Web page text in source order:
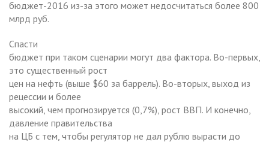
бюджет-2016 из-за этого может недосчитаться более 800
млрд руб.
Спасти
бюджет при таком сценарии могут два фактора. Во-первых,
это существенный рост
цен на нефть (выше $60 за баррель). Во-вторых, выход из
рецессии и более
высокий, чем прогнозируется (0,7%), рост ВВП. И конечно,
давление правительства
на ЦБ с тем, чтобы регулятор не дал рублю вырасти до